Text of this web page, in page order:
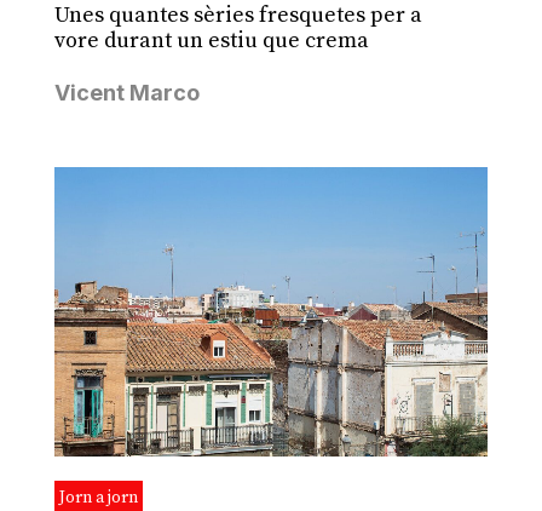
Unes quantes sèries fresquetes per a
vore durant un estiu que crema
Vicent Marco
Jorn a jorn